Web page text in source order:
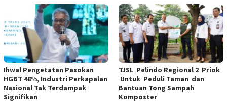
Ihwal Pengetatan Pasokan
HGBT 48%, Industri Perkapalan
Nasional Tak Terdampak
Signifikan
TJSL Pelindo Regional 2 Priok
Untuk Peduli Taman dan
Bantuan Tong Sampah
Komposter